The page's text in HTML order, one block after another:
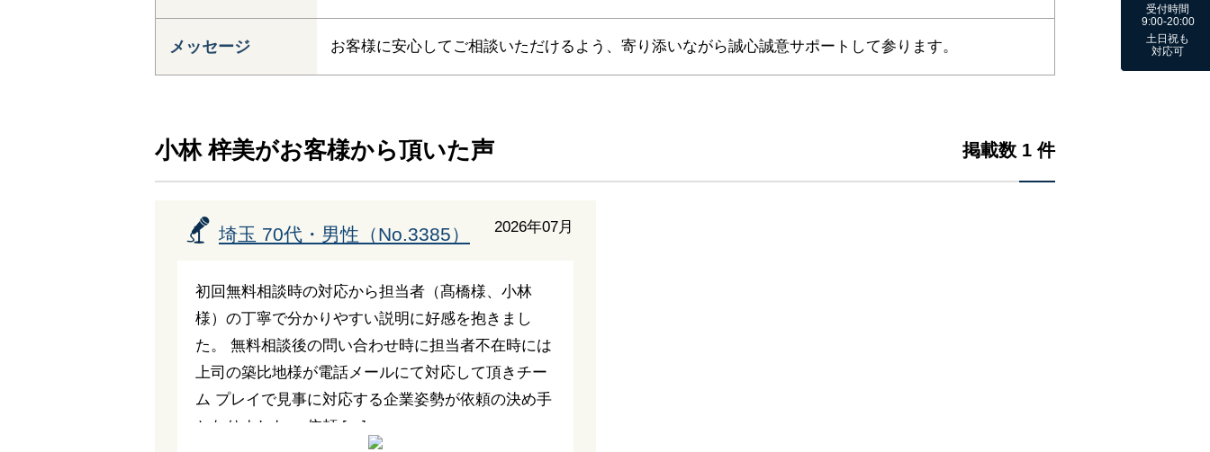
メッセージ お客様に安心してご相談いただけるよう、寄り添いながら誠心誠意サポートして参ります。
小林 梓美がお客様から頂いた声 掲載数 1 件
2026年07月
埼玉 70代・男性（No.3385）
初回無料相談時の対応から担当者（髙橋様、小林
様）の丁寧で分かりやすい説明に好感を抱きまし
た。 無料相談後の問い合わせ時に担当者不在時には
上司の築比地様が電話メールにて対応して頂きチー
ム プレイで見事に対応する企業姿勢が依頼の決め手
となりました。 依頼 […]
受付時間
9:00-20:00
土日祝も
対応可